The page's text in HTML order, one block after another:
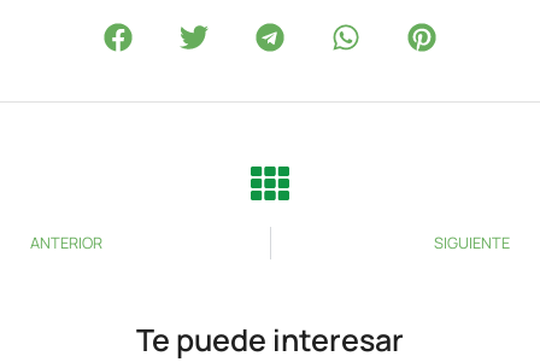
ANTERIOR SIGUIENTE
Te puede interesar